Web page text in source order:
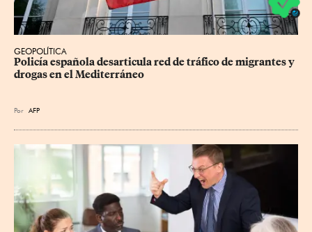
GEOPOLÍTICA
Policía española desarticula red de tráfico de migrantes y
drogas en el Mediterráneo
Por AFP